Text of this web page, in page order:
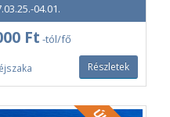
04.01.
Ft -tól/fő
Részletek